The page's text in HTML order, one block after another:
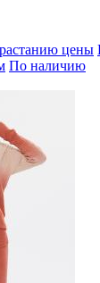
цены
По наличию